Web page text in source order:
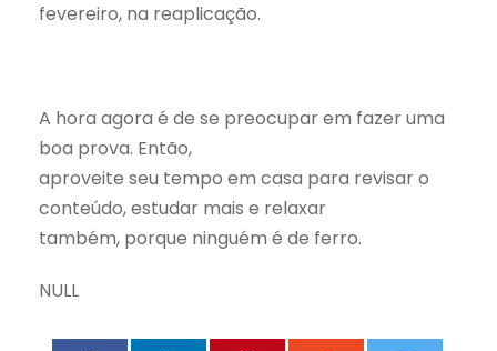
fevereiro, na reaplicação.
A hora agora é de se preocupar em fazer uma
boa prova. Então,
aproveite seu tempo em casa para revisar o
conteúdo, estudar mais e relaxar
também, porque ninguém é de ferro.
NULL